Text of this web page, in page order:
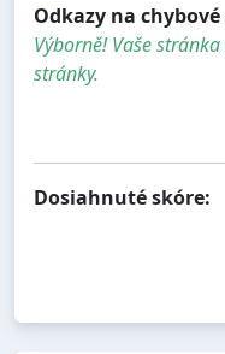
Odkazy na
Výborně! Vaše
stránky.
Dosiahnuté skóre: